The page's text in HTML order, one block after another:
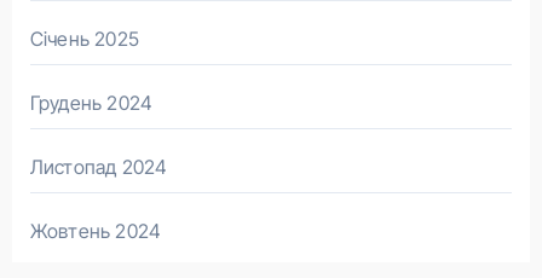
Січень 2025
Грудень 2024
Листопад 2024
Жовтень 2024